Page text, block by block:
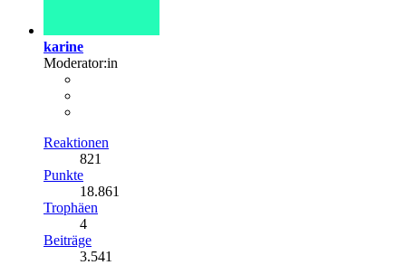
karine
Moderator:in
Reaktionen
821
Punkte
18.861
Trophäen
4
Beiträge
3.541